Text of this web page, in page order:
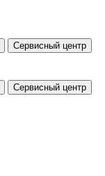
Сервисный центр
Сервисный центр